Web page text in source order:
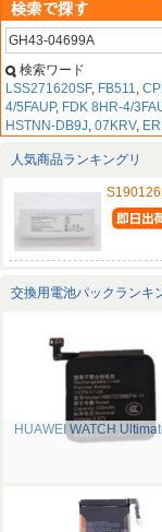
検索ワード
LSS271620SF, FB511,
4/5FAUP, FDK 8HR-4/
HSTNN-DB9J, 07KRV,
人気商品ランキングリ
交換用電池パックランキ
HUAWEI WATCH